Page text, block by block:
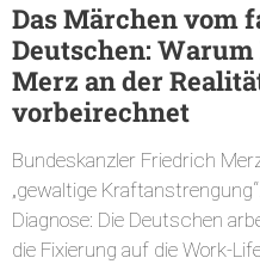
Das Märchen vom
Deutschen:
Merz an der
vorbeirechnet
Bundeskanzler Friedrich
„gewaltige
Diagnose: Die Deutschen
die Fixierung auf die Work-